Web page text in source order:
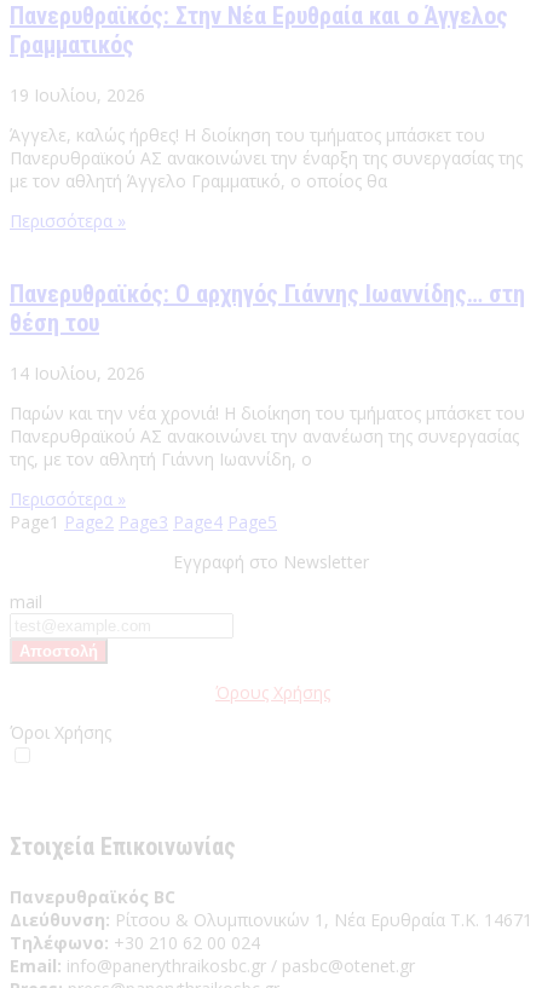
Πανερυθραϊκός: Στην Νέα Ερυθραία και ο Άγγελος
Γραμματικός
19 Ιουλίου, 2026
Άγγελε, καλώς ήρθες! Η διοίκηση του τμήματος μπάσκετ του
Πανερυθραϊκού ΑΣ ανακοινώνει την έναρξη της συνεργασίας της
με τον αθλητή Άγγελο Γραμματικό, ο οποίος θα
Περισσότερα »
Πανερυθραϊκός: Ο αρχηγός Γιάννης Ιωαννίδης… στη
θέση του
14 Ιουλίου, 2026
Παρών και την νέα χρονιά! Η διοίκηση του τμήματος μπάσκετ του
Πανερυθραϊκού ΑΣ ανακοινώνει την ανανέωση της συνεργασίας
της, με τον αθλητή Γιάννη Ιωαννίδη, ο
Περισσότερα »
Page1 Page2 Page3 Page4 Page5
Εγγραφή στο Newsletter
mail
Όρους Χρήσης
Όροι Χρήσης
Στοιχεία Επικοινωνίας
Πανερυθραϊκός BC
Διεύθυνση: Ρίτσου & Ολυμπιονικών 1, Νέα Ερυθραία Τ.Κ. 14671
Τηλέφωνο: +30 210 62 00 024
Email: info@panerythraikosbc.gr / pasbc@otenet.gr